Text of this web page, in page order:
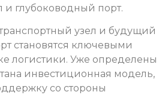
и глубоководный порт.
узел и будущий
становятся ключевыми
логистики. Уже определены
инвестиционная модель,
со стороны